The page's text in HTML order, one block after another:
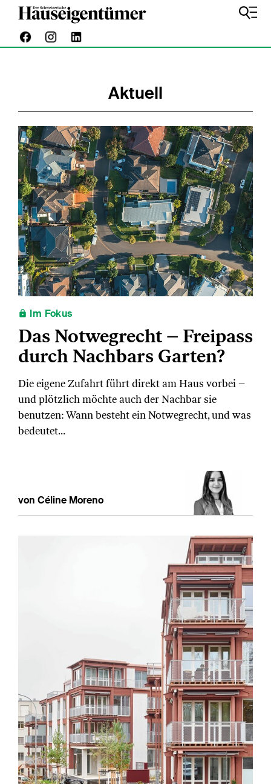
Aktuell
Im Fokus
Das Notwegrecht – Freipass
durch Nachbars Garten?
Die eigene Zufahrt führt direkt am Haus vorbei –
und plötzlich möchte auch der Nachbar sie
benutzen: Wann besteht ein Notwegrecht, und was
bedeutet…
von Céline Moreno